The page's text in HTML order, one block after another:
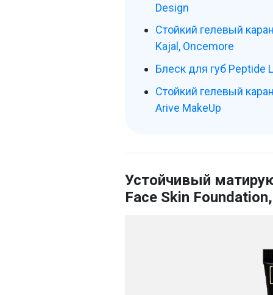
Design
Стойкий гелевый
Kajal, Oncemore
Блеск для губ Peptide
Стойкий гелевый
Arive MakeUp
Устойчивый
Face Skin